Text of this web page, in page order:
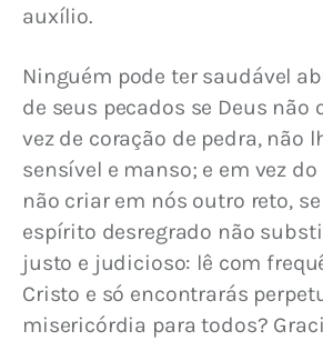
auxílio.
Ninguém pode ter saudável
de seus pecados se Deus não
vez de coração de pedra, não
sensível e manso; e em vez
não criar em nós outro reto,
espírito desregrado não
justo e judicioso: lê com
Cristo e só encontrarás
misericórdia para todos?